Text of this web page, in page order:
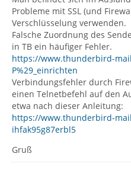
Probleme mit SSL (und
Verschlüsselung verwenden.
Falsche Zuordnung des
in TB ein häufiger Fehler.
https://www.thunderbird-
P%29_einrichten
Verbindungsfehler durch
einen Telnetbefehl auf den
etwa nach dieser Anleitung:
https://www.thunderbird-
ihfak95g87erbl5
Gruß